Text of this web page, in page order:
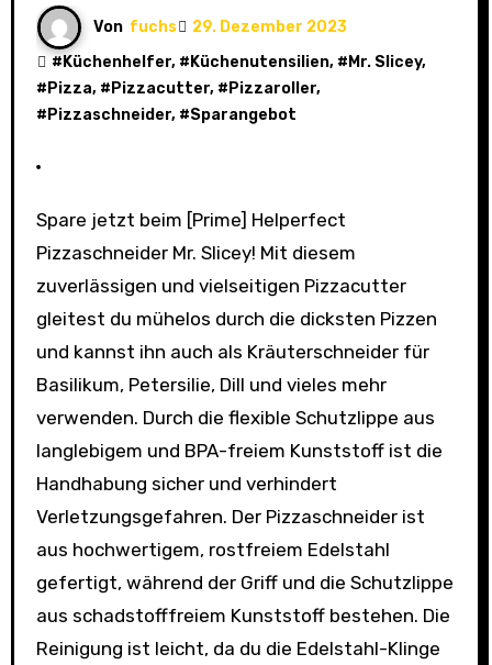
Von fuchs
29. Dezember 2023
# Küchenhelfer, # Küchenutensilien, # Mr. Slicey,
# Pizza, # Pizzacutter, # Pizzaroller,
# Pizzaschneider, #Sparangebot
Spare jetzt beim [Prime] Helperfect
Pizzaschneider Mr. Slicey! Mit diesem
zuverlässigen und vielseitigen Pizzacutter
gleitest du mühelos durch die dicksten Pizzen
und kannst ihn auch als Kräuterschneider für
Basilikum, Petersilie, Dill und vieles mehr
verwenden. Durch die flexible Schutzlippe aus
langlebigem und BPA-freiem Kunststoff ist die
Handhabung sicher und verhindert
Verletzungsgefahren. Der Pizzaschneider ist
aus hochwertigem, rostfreiem Edelstahl
gefertigt, während der Griff und die Schutzlippe
aus schadstofffreiem Kunststoff bestehen. Die
Reinigung ist leicht, da du die Edelstahl-Klinge